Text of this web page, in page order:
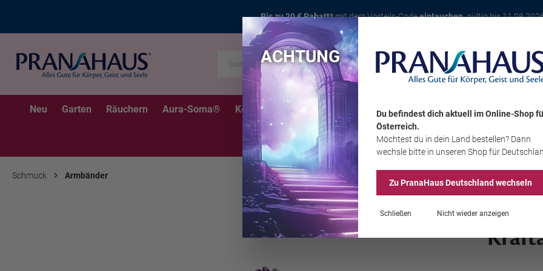
Bis zu 20 € Rabatt*mit dem Vorteils-Codeeintauchen, gültig bis
Karte
Neu Garten Räuchern Aura-Soma® Kerzen Schmuck Edelsteine Wohnambiente
Sale
Schmuck Armbänder
ACHTUNG
Du befindest dich aktuell im Online-Shop
Österreich.
Möchtest du in dein Land bestellen? Dann
wechsle bitte in unseren Shop für
Zu PranaHausDeutschland wechseln
Schließen Nicht wieder anzeigen